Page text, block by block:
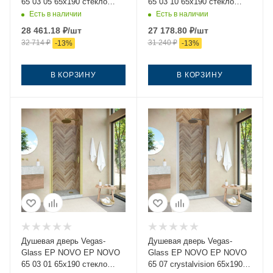
тонированное профиль
Есть в наличии
28 461.18 ₽/шт
32 714₽ -13%
В КОРЗИНУ
матовое профиль золото
Есть в наличии
27 178.80₽/шт
31 240₽ -13%
В КОРЗИНУ
Душевая дверь Vegas-
Glass EP NOVO EP NOVO
65 03 01 65х190 стекло
Душевая дверь Vegas-
Glass EP NOVO EP NOVO
65 07 crystalvision 65х190